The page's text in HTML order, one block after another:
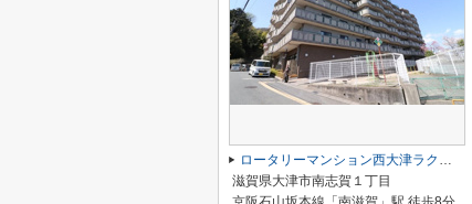
ロータリーマンション西大津ラクス・ヒルズ
滋賀県大津市南志賀１丁目